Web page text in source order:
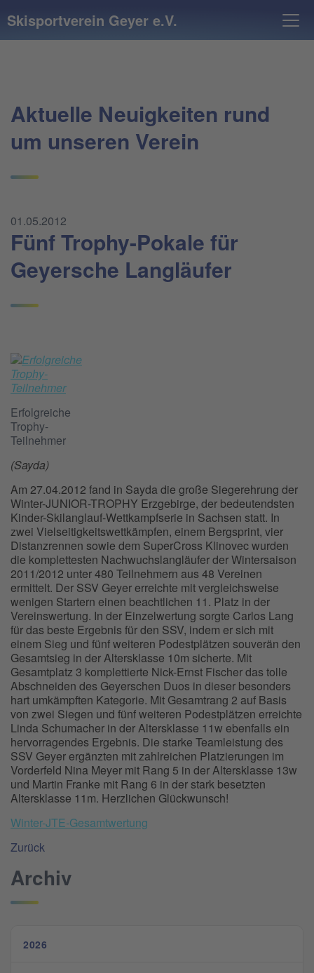
Skisportverein Geyer e.V.
Aktuelle Neuigkeiten rund
um unseren Verein
Fünf Trophy-Pokale für
Geyersche Langläufer
01.05.2012
Erfolgreiche
Trophy-
Teilnehmer
(Sayda)
Am 27.04.2012 fand in Sayda die große Siegerehrung der
Winter-JUNIOR-TROPHY Erzgebirge, der bedeutendsten
Kinder-Skilanglauf-Wettkampfserie in Sachsen statt. In
zwei Vielseitigkeitswettkämpfen, einem Bergsprint, vier
Distanzrennen sowie dem SuperCross Klinovec wurden
die komplettesten Nachwuchslangläufer der Wintersaison
2011/2012 unter 480 Teilnehmern aus 48 Vereinen
ermittelt. Der SSV Geyer erreichte mit vergleichsweise
wenigen Startern einen beachtlichen 11. Platz in der
Vereinswertung. In der Einzelwertung sorgte Carlos Lang
für das beste Ergebnis für den SSV, indem er sich mit
einem Sieg und fünf weiteren Podestplätzen souverän den
Gesamtsieg in der Altersklasse 10m sicherte. Mit
Gesamtplatz 3 komplettierte Nick-Ernst Fischer das tolle
Abschneiden des Geyerschen Duos in dieser besonders
hart umkämpften Kategorie. Mit Gesamtrang 2 auf Basis
von zwei Siegen und fünf weiteren Podestplätzen erreichte
Linda Schumacher in der Altersklasse 11w ebenfalls ein
hervorragendes Ergebnis. Die starke Teamleistung des
SSV Geyer ergänzten mit zahlreichen Platzierungen im
Vorderfeld Nina Meyer mit Rang 5 in der Altersklasse 13w
und Martin Franke mit Rang 6 in der stark besetzten
Altersklasse 11m. Herzlichen Glückwunsch!
Winter-JTE-Gesamtwertung
Zurück
Archiv
2026